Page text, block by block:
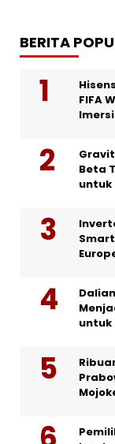
BERITA
FIFA
Beta
untuk
untuk